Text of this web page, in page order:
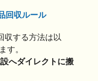
回収ルール
収する方法は以
す。
へダイレクトに搬